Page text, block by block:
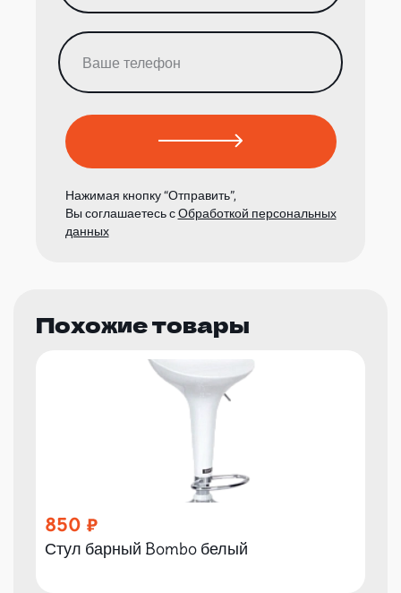
Нажимая кнопку “Отправить”,
Вы соглашаетесь сОбработкой персональных
данных
Похожие товары
850
Стул барный Bombo белый